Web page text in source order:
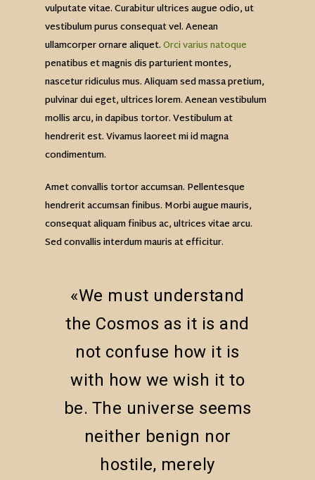
vulputate vitae. Curabitur ultrices augue odio, ut
vestibulum purus consequat vel. Aenean
ullamcorper ornare aliquet.Orci varius natoque
penatibus et magnis dis parturient montes,
nascetur ridiculus mus. Aliquam sed massa pretium,
pulvinar dui eget, ultrices lorem. Aenean vestibulum
mollis arcu, in dapibus tortor. Vestibulum at
hendrerit est. Vivamus laoreet mi id magna
condimentum.
Amet convallis tortor accumsan. Pellentesque
hendrerit accumsan finibus. Morbi augue mauris,
consequat aliquam finibus ac, ultrices vitae arcu.
Sed convallis interdum mauris at efficitur.
«We must understand
the Cosmos as it is and
not confuse how it is
with how we wish it to
be. The universe seems
neither benign nor
hostile, merely